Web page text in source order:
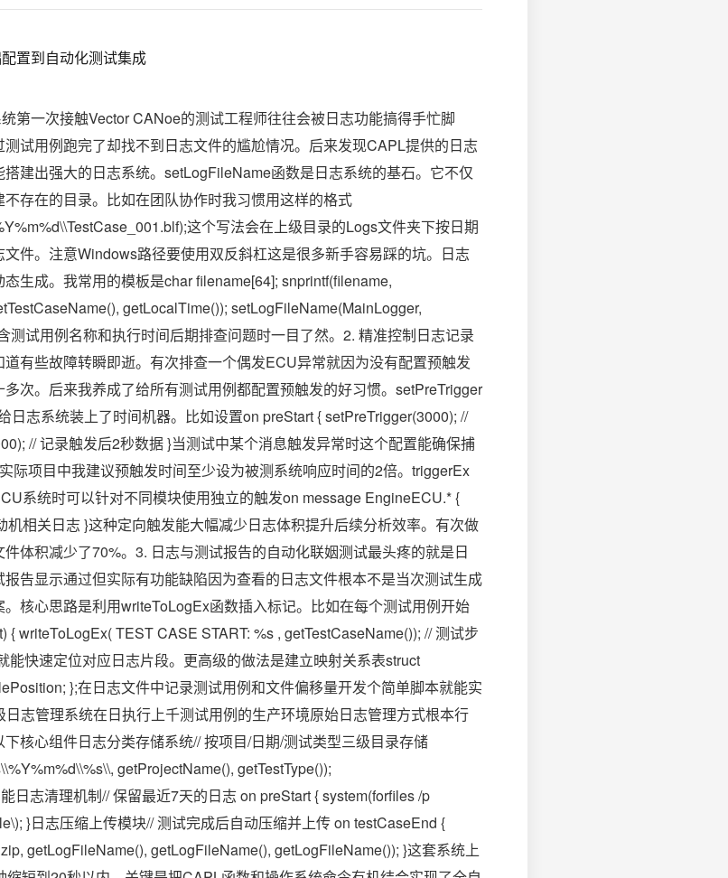
第一次接触Vector CANoe的测试工程师往往会被日志功能搞得手忙脚
试用例跑完了却找不到日志文件的尴尬情况。后来发现CAPL提供的日志
建出强大的日志系统。setLogFileName函数是日志系统的基石。它不仅
存在的目录。比如在团队协作时我习惯用这样的格式
这个写法会在上级目录的Logs文件夹下按日期
件。注意Windows路径要使用双反斜杠这是很多新手容易踩的坑。日志
生成。我常用的模板是char filename[64]; snprintf(filename,
getLocalTime()); setLogFileName(MainLogger,
测试用例名称和执行时间后期排查问题时一目了然。2. 精准控制日志记录
有些故障转瞬即逝。有次排查一个偶发ECU异常就因为没有配置预触发
次。后来我养成了给所有测试用例都配置预触发的好习惯。setPreTrigger
日志系统装上了时间机器。比如设置on preStart { setPreTrigger(3000); //
// 记录触发后2秒数据 }当测试中某个消息触发异常时这个配置能确保捕
际项目中我建议预触发时间至少设为被测系统响应时间的2倍。triggerEx
系统时可以针对不同模块使用独立的触发on message EngineECU.* {
相关日志 }这种定向触发能大幅减少日志体积提升后续分析效率。有次做
体积减少了70%。3. 日志与测试报告的自动化联姻测试最头疼的就是日
告显示通过但实际有功能缺陷因为查看的日志文件根本不是当次测试生成
核心思路是利用writeToLogEx函数插入标记。比如在每个测试用例开始
writeToLogEx( TEST CASE START: %s , getTestCaseName()); // 测试步
能快速定位对应日志片段。更高级的做法是建立映射关系表struct
};在日志文件中记录测试用例和文件偏移量开发个简单脚本就能实
志管理系统在日执行上千测试用例的生产环境原始日志管理方式根本行
核心组件日志分类存储系统// 按项目/日期/测试类型三级目录存储
getProjectName(), getTestType());
日志清理机制// 保留最近7天的日志 on preStart { system(forfiles /p
}日志压缩上传模块// 测试完成后自动压缩并上传 on testCaseEnd {
getLogFileName(), getLogFileName(), getLogFileName()); }这套系统上